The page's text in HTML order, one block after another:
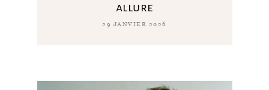
allure
29 JANVIER 2026